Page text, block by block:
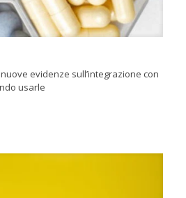
evidenze sull’integrazione con
usarle